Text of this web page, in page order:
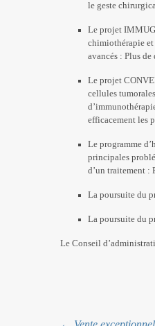
le geste
Le projet
chimiothérapie et
avancés : Plus de
Le projet
cellules
efficacement les
Le programme
principales
d’un traitement :
La poursuite du
La poursuite du
Le Conseil